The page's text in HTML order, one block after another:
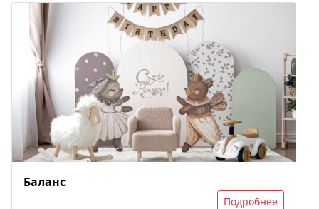
Баланс
Подробнее